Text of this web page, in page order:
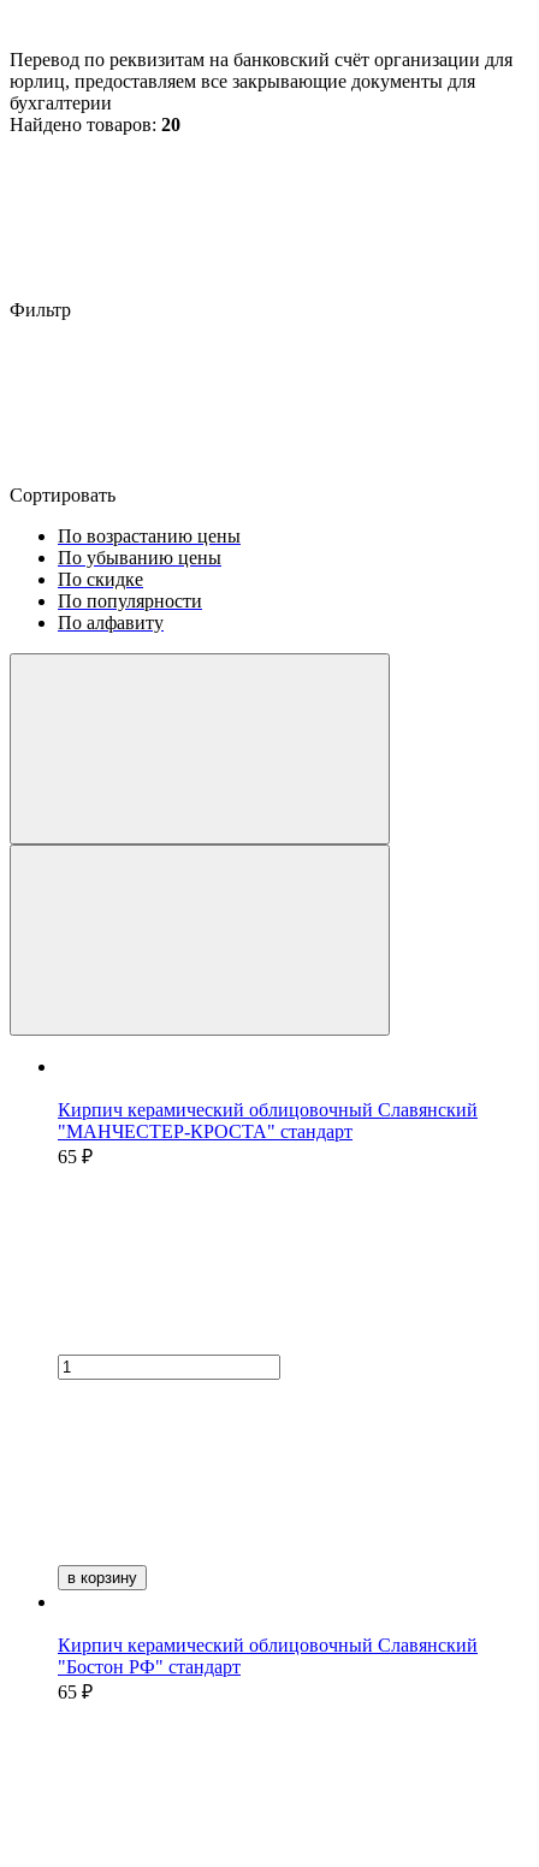
Перевод по реквизитам на банковский счёт организации для
юрлиц, предоставляем все закрывающие документы для
бухгалтерии
Найдено товаров: 20
Фильтр
Сортировать
По возрастанию цены
По убыванию цены
По скидке
По популярности
По алфавиту
Кирпич керамический облицовочный Славянский
"МАНЧЕСТЕР-КРОСТА" стандарт
65 ₽
в корзину
Кирпич керамический облицовочный Славянский
"Бостон РФ" стандарт
65 ₽